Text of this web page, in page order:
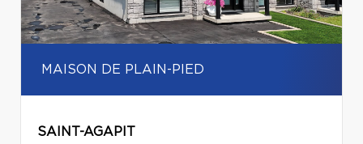
MAISON DE PLAIN-PIED
SAINT-AGAPIT